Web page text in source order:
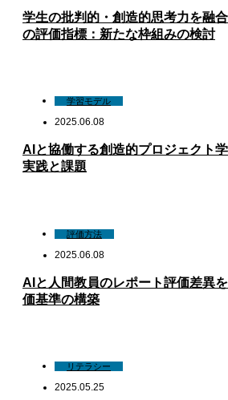
学生の批判的・創造的思考力を融
の評価指標：新たな枠組みの検討
学習モデル
2025.06.08
AIと協働する創造的プロジェクト
実践と課題
評価方法
2025.06.08
AIと人間教員のレポート評価差異
価基準の構築
リテラシー
2025.05.25